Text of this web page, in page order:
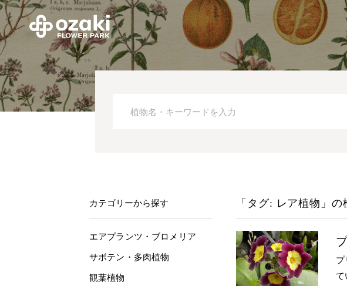
「タグ: レア植物」 の
プ
て
カテゴリーから探す
エアプランツ・ブロメリア
サボテン・多肉植物
観葉植物